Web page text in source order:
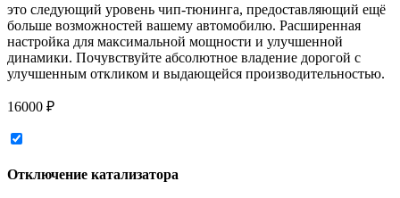
это следующий уровень чип-тюнинга, предоставляющий ещё
больше возможностей вашему автомобилю. Расширенная
настройка для максимальной мощности и улучшенной
динамики. Почувствуйте абсолютное владение дорогой с
улучшенным откликом и выдающейся производительностью.
16000 ₽
Отключение катализатора